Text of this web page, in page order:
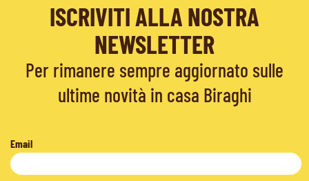
ISCRIVITI ALLA NOSTRA
NEWSLETTER
Per rimanere sempre aggiornato sulle
ultime novità in casa Biraghi
Email